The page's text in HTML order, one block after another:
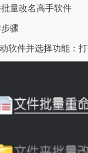
量改名高手软件
骤
软件并选择功能‌：